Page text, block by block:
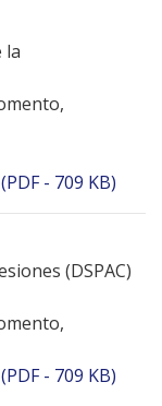
la
- 709 KB)
(DSPAC)
- 709 KB)